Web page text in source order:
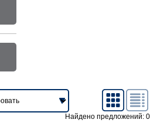
Найдено предложений: 0